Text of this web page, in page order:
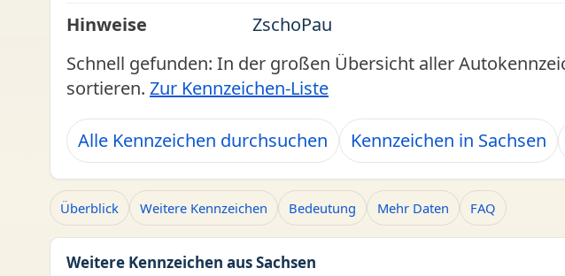
Hinweise
ZschoPau
Schnell gefunden: In der großen Übersicht aller
sortieren. Zur Kennzeichen-Liste
Alle Kennzeichen durchsuchen Kennzeichen in Sachsen
Überblick Weitere Kennzeichen Bedeutung Mehr Daten FAQ
Weitere Kennzeichen aus Sachsen